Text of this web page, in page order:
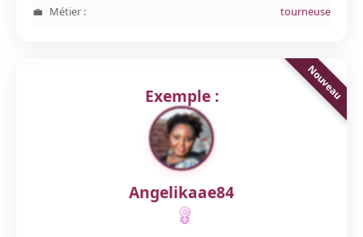
Métier : tourneuse
Exemple :
Angelikaae84